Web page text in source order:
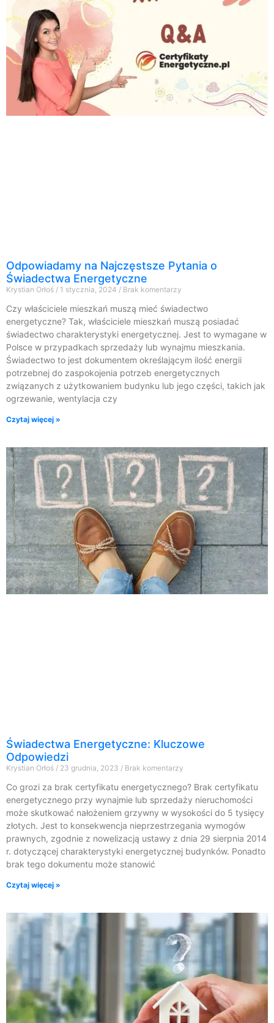
Odpowiadamy na Najczęstsze Pytania o
Świadectwa Energetyczne
Krystian Orłoś 1 stycznia, 2024 Brak komentarzy
Czy właściciele mieszkań muszą mieć świadectwo
energetyczne? Tak, właściciele mieszkań muszą posiadać
świadectwo charakterystyki energetycznej. Jest to wymagane w
Polsce w przypadkach sprzedaży lub wynajmu mieszkania.
Świadectwo to jest dokumentem określającym ilość energii
potrzebnej do zaspokojenia potrzeb energetycznych
związanych z użytkowaniem budynku lub jego części, takich jak
ogrzewanie, wentylacja czy
Czytaj więcej »
Świadectwa Energetyczne: Kluczowe
Odpowiedzi
Krystian Orłoś 23 grudnia, 2023 Brak komentarzy
Co grozi za brak certyfikatu energetycznego? Brak certyfikatu
energetycznego przy wynajmie lub sprzedaży nieruchomości
może skutkować nałożeniem grzywny w wysokości do 5 tysięcy
złotych. Jest to konsekwencja nieprzestrzegania wymogów
prawnych, zgodnie z nowelizacją ustawy z dnia 29 sierpnia 2014
r. dotyczącej charakterystyki energetycznej budynków. Ponadto
brak tego dokumentu może stanowić
Czytaj więcej »